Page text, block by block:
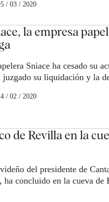
/ 03 / 2020
la empresa
Sniace ha cesado su
juzgado su liquidación y la
/ 02 / 2020
de Revilla en la
del presidente de
concluido en la cueva de